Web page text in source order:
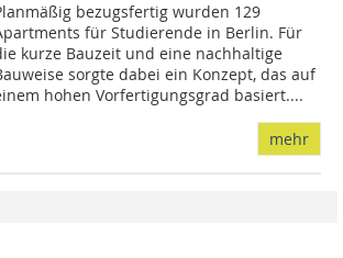
bezugsfertig wurden 129
für Studierende in Berlin. Für
kurze Bauzeit und eine nachhaltige
sorgte dabei ein Konzept, das auf
hohen Vorfertigungsgrad basiert....
mehr